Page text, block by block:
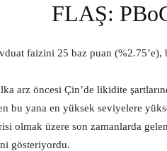
FLAŞ:
faizini 25 baz puan
arz öncesi Çin’de likidite
bu yana en yüksek seviyelere
olmak üzere son zamanlarda
gösteriyordu.